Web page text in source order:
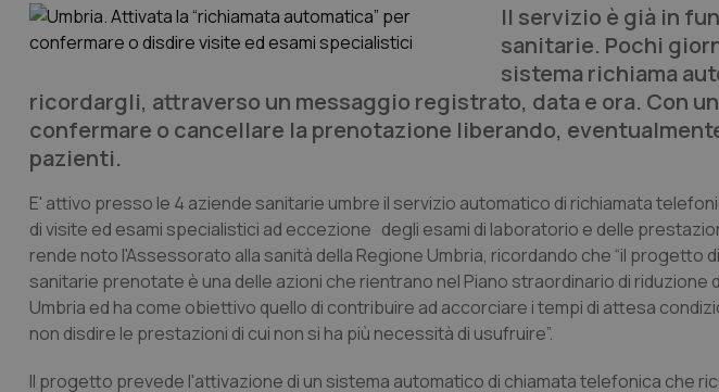
Il servizio è già in
sanitarie. Pochi
sistema richiama
ricordargli, attraverso un messaggio registrato, data e ora. Con
confermare o cancellare la prenotazione liberando,
pazienti.
E' attivo presso le 4 aziende sanitarie umbre il servizio automatico di richiamata
di visite ed esami specialistici ad eccezione degli esami di laboratorio e delle
rende noto l'Assessorato alla sanità della Regione Umbria, ricordando che “il progetto
sanitarie prenotate è una delle azioni che rientrano nel Piano straordinario di
Umbria ed ha come obiettivo quello di contribuire ad accorciare i tempi di attesa
non disdire le prestazioni di cui non si ha più necessità di usufruire”.
Il progetto prevede l'attivazione di un sistema automatico di chiamata telefonica che